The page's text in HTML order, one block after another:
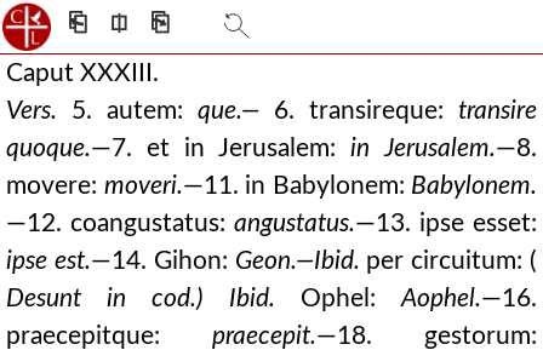
⎗ ⎅ ⎘
Caput XXXIII.
Vers. 5. autem: que.— 6. transireque: transire
quoque.—7. et in Jerusalem: in Jerusalem.—8.
movere: moveri.—11. in Babylonem: Babylonem.
—12. coangustatus: angustatus.—13. ipse esset:
ipse est.—14. Gihon: Geon.—Ibid. per circuitum: (
Desunt in cod.) Ibid. Ophel:Aophel.—16.
praecepitque: praecepit.—18. gestorum: